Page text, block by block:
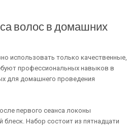
волос в домашних
использовать только качественные,
профессиональных навыков в
для домашнего проведения
первого сеанса локоны
Набор состоит из пятнадцати